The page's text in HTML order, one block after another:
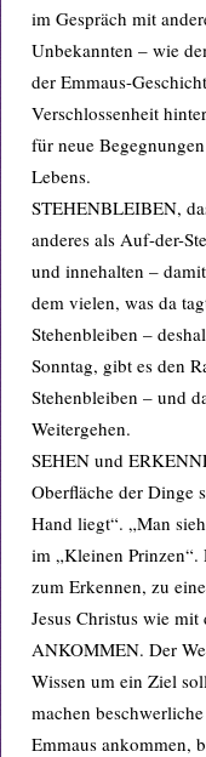
im Gespräch mit
Unbekannten – wie
der Emmaus-
Verschlossenheit
für neue
Lebens.
STEHENBLEIBEN,
anderes als Auf-der-
und innehalten –
dem vielen, was da
Stehenbleiben –
Sonntag, gibt es den
Stehenbleiben – und
Weitergehen.
SEHEN und
Oberfläche der Dinge
Hand liegt“. „Man
im „Kleinen Prinzen“.
zum Erkennen, zu
Jesus Christus wie mit
ANKOMMEN. Der
Wissen um ein Ziel
machen
Emmaus ankommen,